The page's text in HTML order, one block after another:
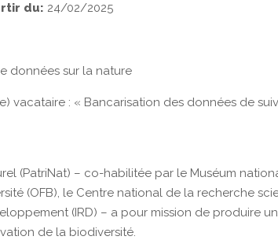
du: 24/02/2025
données sur la nature
vacataire : « Bancarisation des données de
(PatriNat) – co-habilitée par le Muséum
(OFB), le Centre national de la recherche
(IRD) – a pour mission de produire
de la biodiversité.